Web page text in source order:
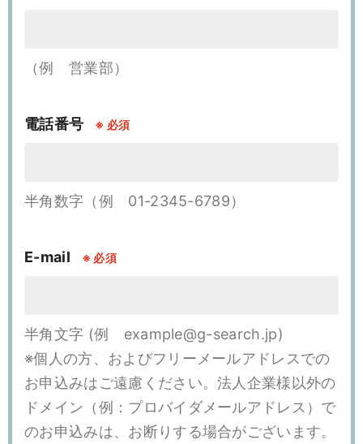
（例 営業部）
電話番号 ※
半角数字（例 01-2345-6789）
E-mail ※
半角文字 (例 example@g-search.jp)
※個人の方、およびフリーメールアドレスでの
お申込みはご遠慮ください。法人企業様以外の
ドメイン（例：プロバイダメールアドレス）で
のお申込みは、お断りする場合がございます。